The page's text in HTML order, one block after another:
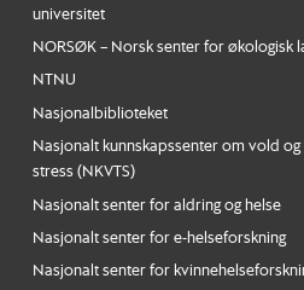
universitet
NORSØK – Norsk senter for økologisk
NTNU
Nasjonalbiblioteket
Nasjonalt kunnskapssenter om vold
stress (NKVTS)
Nasjonalt senter for aldring og helse
Nasjonalt senter for e-helseforskning
Nasjonalt senter for